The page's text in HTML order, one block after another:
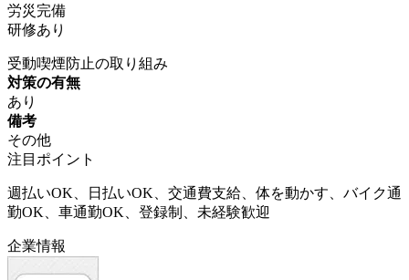
労災完備
研修あり
受動喫煙防止の取り組み
対策の有無
あり
備考
その他
注目ポイント
週払いOK、日払いOK、交通費支給、体を動かす、バイク通
勤OK、車通勤OK、登録制、未経験歓迎
企業情報